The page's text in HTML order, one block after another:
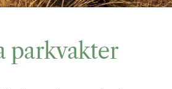
parkvakter